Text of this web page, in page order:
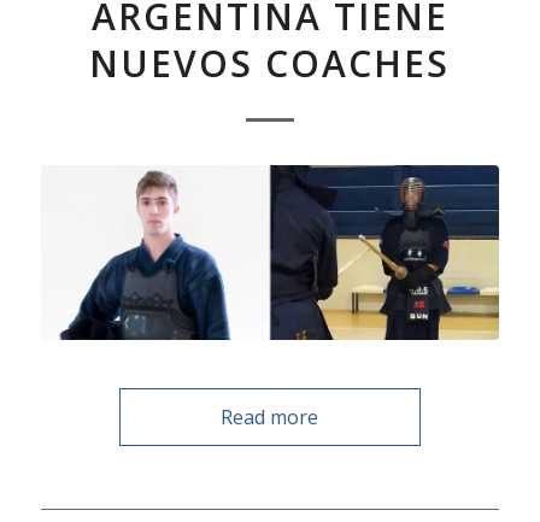
ARGENTINA TIENE
NUEVOS COACHES
Read more